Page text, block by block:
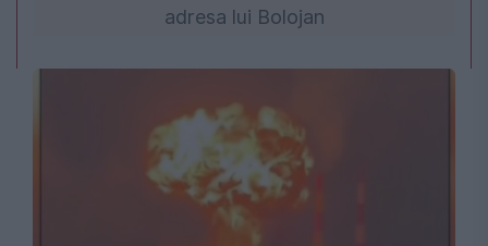
adresa lui Bolojan